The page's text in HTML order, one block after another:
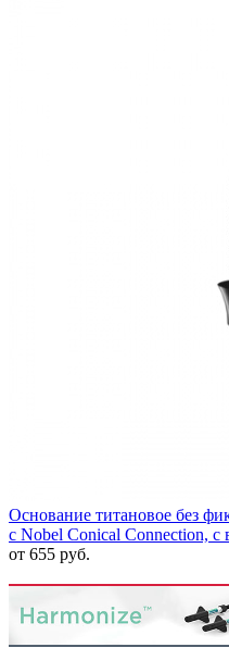
Основание титановое без
с Nobel Conical Connection,
от 655 руб.